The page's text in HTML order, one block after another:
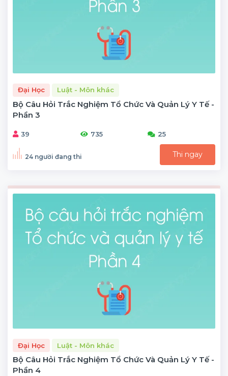
Đại Học Luật - Môn khác
Bộ Câu Hỏi Trắc Nghiệm Tổ Chức Và Quản Lý Y Tế -
Phần 3
39 735 25
24 người đang thi Thi ngay
Đại Học Luật - Môn khác
Bộ Câu Hỏi Trắc Nghiệm Tổ Chức Và Quản Lý Y Tế -
Phần 4